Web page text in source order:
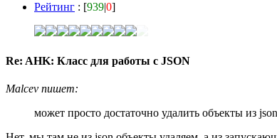
Рейтинг : [939|0]
Re: AHK: Класс для работы с JSON
Malcev пишет:
может просто достаточно удалить объекты из